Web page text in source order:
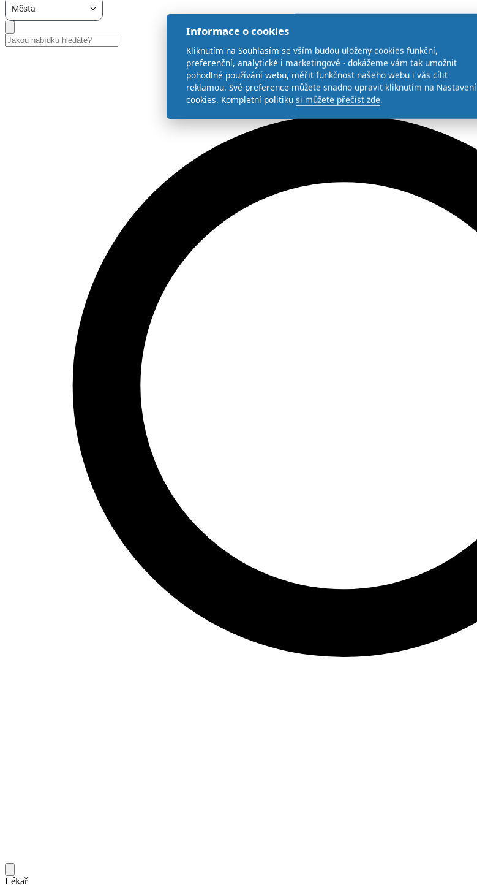
Města
Lékař
Informace o cookies
Kliknutím na Souhlasím se vším budou uloženy cookies funkční,
preferenční, analytické i marketingové - dokážeme vám tak umožnit
pohodlné používání webu, měřit funkčnost našeho webu i vás cílit
reklamou. Své preference můžete snadno upravit kliknutím na Nastavení
cookies. Kompletní politiku si můžete přečíst zde.